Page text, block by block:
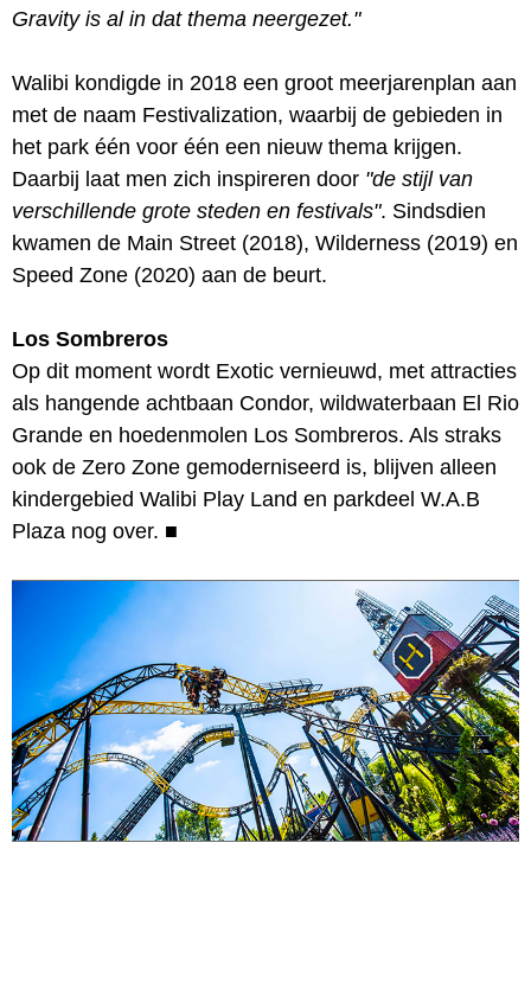
Gravity is al in dat thema neergezet."
Walibi kondigde in 2018 een groot meerjarenplan aan
met de naam Festivalization, waarbij de gebieden in
het park één voor één een nieuw thema krijgen.
Daarbij laat men zich inspireren door "de stijl van
verschillende grote steden en festivals". Sindsdien
kwamen de Main Street (2018), Wilderness (2019) en
Speed Zone (2020) aan de beurt.
Los Sombreros
Op dit moment wordt Exotic vernieuwd, met attracties
als hangende achtbaan Condor, wildwaterbaan El Rio
Grande en hoedenmolen Los Sombreros. Als straks
ook de Zero Zone gemoderniseerd is, blijven alleen
kindergebied Walibi Play Land en parkdeel W.A.B
Plaza nog over. ■